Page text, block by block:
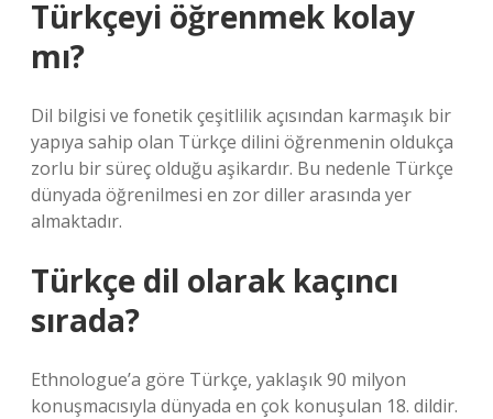
Türkçeyi öğrenmek kolay
mı?
Dil bilgisi ve fonetik çeşitlilik açısından karmaşık bir
yapıya sahip olan Türkçe dilini öğrenmenin oldukça
zorlu bir süreç olduğu aşikardır. Bu nedenle Türkçe
dünyada öğrenilmesi en zor diller arasında yer
almaktadır.
Türkçe dil olarak kaçıncı
sırada?
Ethnologue’a göre Türkçe, yaklaşık 90 milyon
konuşmacısıyla dünyada en çok konuşulan 18. dildir.